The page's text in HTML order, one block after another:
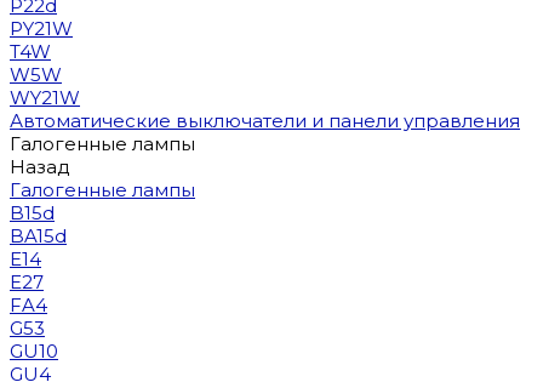
P22d
PY21W
T4W
W5W
WY21W
Автоматические выключатели и панели управления
Галогенные лампы
Назад
Галогенные лампы
B15d
BA15d
E14
E27
FA4
G53
GU10
GU4